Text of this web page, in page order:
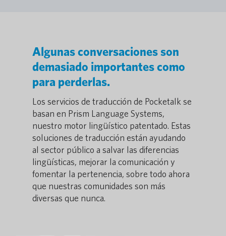
Algunas conversaciones son
demasiado importantes como
para perderlas.
Los servicios de traducción de Pocketalk se
basan en Prism Language Systems,
nuestro motor lingüístico patentado. Estas
soluciones de traducción están ayudando
al sector público a salvar las diferencias
lingüísticas, mejorar la comunicación y
fomentar la pertenencia, sobre todo ahora
que nuestras comunidades son más
diversas que nunca.